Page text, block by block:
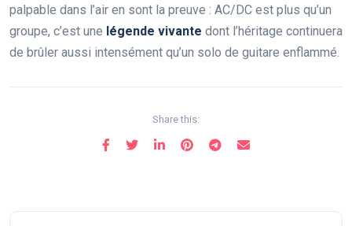
palpable dans l’air en sont la preuve : AC/DC est plus qu’un
groupe, c’est une légende vivante dont l’héritage continuera
de brûler aussi intensément qu’un solo de guitare enflammé.
Share this: